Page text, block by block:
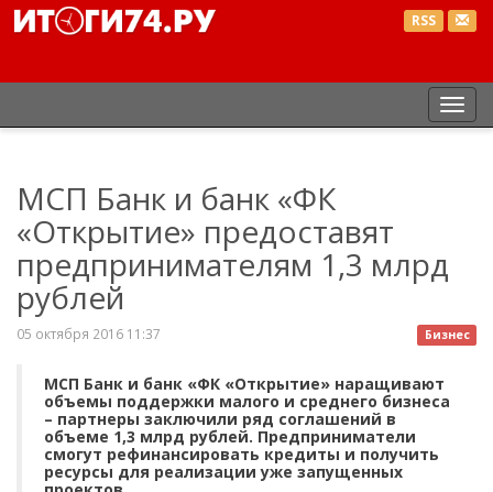
RSS
МСП Банк и банк «ФК
«Открытие» предоставят
предпринимателям 1,3 млрд
рублей
Бизнес
05 октября 2016 11:37
МСП Банк и банк «ФК «Открытие» наращивают
объемы поддержки малого и среднего бизнеса
– партнеры заключили ряд соглашений в
объеме 1,3 млрд рублей. Предприниматели
смогут рефинансировать кредиты и получить
ресурсы для реализации уже запущенных